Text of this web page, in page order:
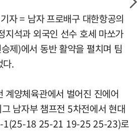
자 = 남자 프로배구 대한항공의
지석과 외국인 선수 호세 마쏘가
제)에서 동반 활약을 펼치며 팀
다.
계양체육관에서 벌어진 진에어
남자부 챔프전 5차전에서 현대
1(25-18 25-21 19-25 25-23)로